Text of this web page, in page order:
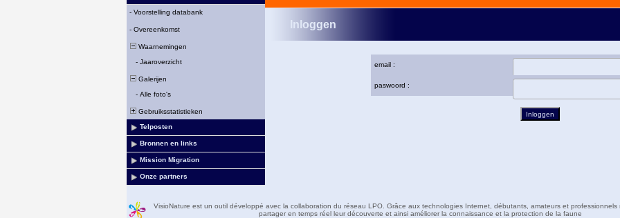
- Voorstelling databank
- Overeenkomst
Waarnemingen
- Jaaroverzicht
Galerijen
- Alle foto's
Gebruiksstatistieken
Telposten
Bronnen en links
Mission Migration
Onze partners
Inloggen
email :
paswoord :
VisioNature est un outil développé avec la collaboration du réseau LPO. Grâce aux technologies Internet, débutants, amateurs et professionnels
partager en temps réel leur découverte et ainsi améliorer la connaissance et la protection de la faune